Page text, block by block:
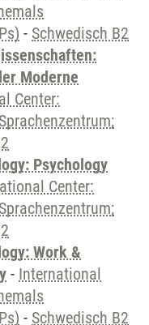
- Schwedisch B2
Moderne
Center:
Psychology
Center:
Work &
- International
- Schwedisch B2